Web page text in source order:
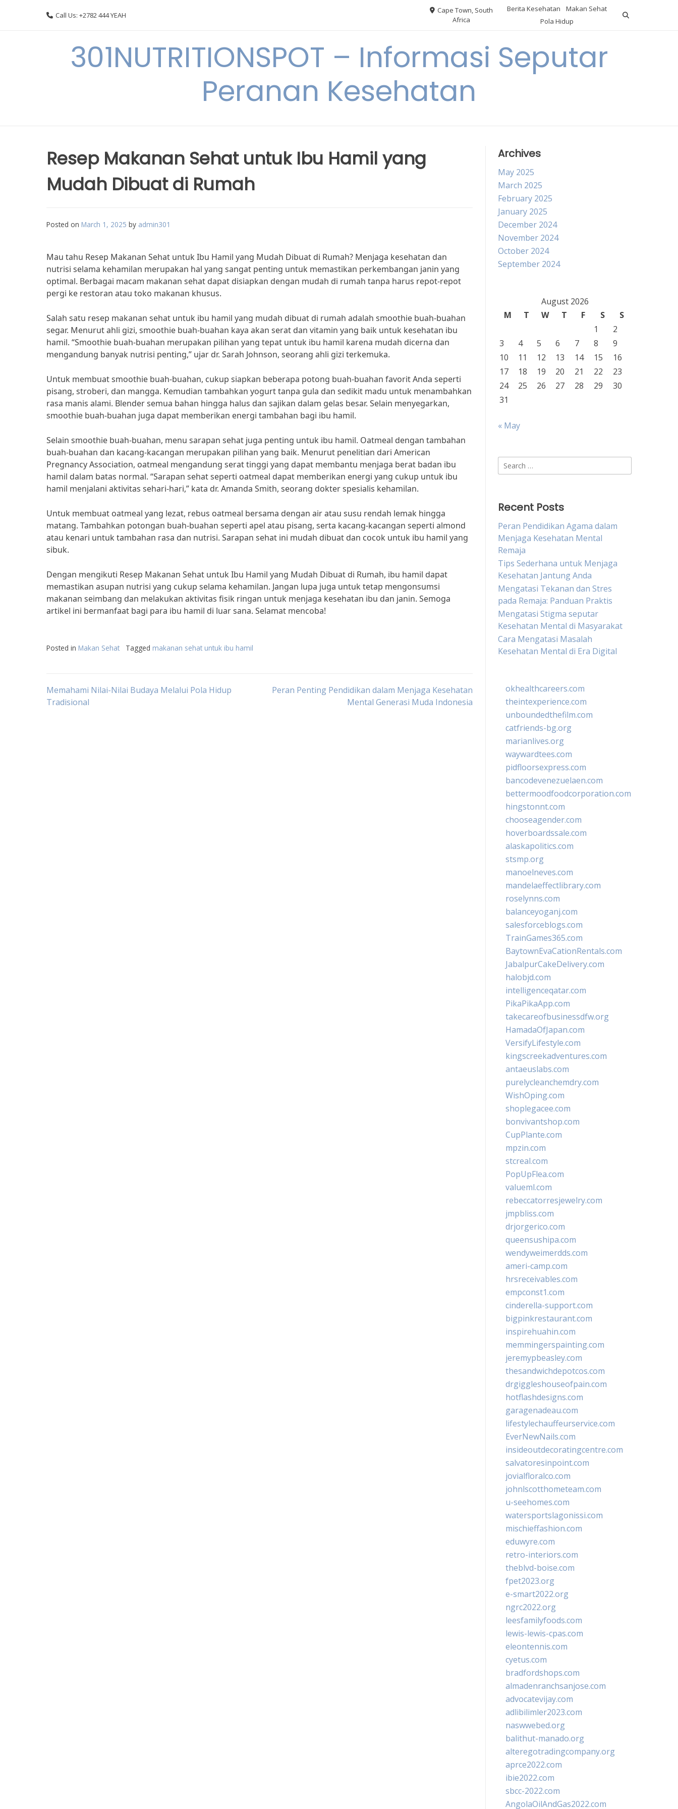
Call Us: +2782 444 YEAH
Cape Town, South
Africa
Berita Kesehatan
Makan Sehat
Pola Hidup
301NUTRITIONSPOT – Informasi Seputar
Peranan Kesehatan
Resep Makanan Sehat untuk Ibu Hamil yang
Mudah Dibuat di Rumah
Posted on March 1, 2025 by admin301
Mau tahu Resep Makanan Sehat untuk Ibu Hamil yang Mudah Dibuat di Rumah? Menjaga kesehatan dan
nutrisi selama kehamilan merupakan hal yang sangat penting untuk memastikan perkembangan janin yang
optimal. Berbagai macam makanan sehat dapat disiapkan dengan mudah di rumah tanpa harus repot-repot
pergi ke restoran atau toko makanan khusus.
Salah satu resep makanan sehat untuk ibu hamil yang mudah dibuat di rumah adalah smoothie buah-buahan
segar. Menurut ahli gizi, smoothie buah-buahan kaya akan serat dan vitamin yang baik untuk kesehatan ibu
hamil. “Smoothie buah-buahan merupakan pilihan yang tepat untuk ibu hamil karena mudah dicerna dan
mengandung banyak nutrisi penting,” ujar dr. Sarah Johnson, seorang ahli gizi terkemuka.
Untuk membuat smoothie buah-buahan, cukup siapkan beberapa potong buah-buahan favorit Anda seperti
pisang, stroberi, dan mangga. Kemudian tambahkan yogurt tanpa gula dan sedikit madu untuk menambahkan
rasa manis alami. Blender semua bahan hingga halus dan sajikan dalam gelas besar. Selain menyegarkan,
smoothie buah-buahan juga dapat memberikan energi tambahan bagi ibu hamil.
Selain smoothie buah-buahan, menu sarapan sehat juga penting untuk ibu hamil. Oatmeal dengan tambahan
buah-buahan dan kacang-kacangan merupakan pilihan yang baik. Menurut penelitian dari American
Pregnancy Association, oatmeal mengandung serat tinggi yang dapat membantu menjaga berat badan ibu
hamil dalam batas normal. “Sarapan sehat seperti oatmeal dapat memberikan energi yang cukup untuk ibu
hamil menjalani aktivitas sehari-hari,” kata dr. Amanda Smith, seorang dokter spesialis kehamilan.
Untuk membuat oatmeal yang lezat, rebus oatmeal bersama dengan air atau susu rendah lemak hingga
matang. Tambahkan potongan buah-buahan seperti apel atau pisang, serta kacang-kacangan seperti almond
atau kenari untuk tambahan rasa dan nutrisi. Sarapan sehat ini mudah dibuat dan cocok untuk ibu hamil yang
sibuk.
Dengan mengikuti Resep Makanan Sehat untuk Ibu Hamil yang Mudah Dibuat di Rumah, ibu hamil dapat
memastikan asupan nutrisi yang cukup selama kehamilan. Jangan lupa juga untuk tetap mengonsumsi
makanan seimbang dan melakukan aktivitas fisik ringan untuk menjaga kesehatan ibu dan janin. Semoga
artikel ini bermanfaat bagi para ibu hamil di luar sana. Selamat mencoba!
Posted in Makan Sehat Tagged makanan sehat untuk ibu hamil
Post
Memahami Nilai-Nilai Budaya Melalui Pola Hidup
Tradisional
Peran Penting Pendidikan dalam Menjaga Kesehatan
Mental Generasi Muda Indonesia
Archives
May 2025
March 2025
February 2025
January 2025
December 2024
November 2024
October 2024
September 2024
August 2026
M
T W T F S
S
1
2
3
4 5 6 7 8
9
10
11 12 13 14 15
16
17
18 19 20 21 22
23
24
25 26 27 28 29
30
31
« May
Search
for:
Recent Posts
Peran Pendidikan Agama dalam
Menjaga Kesehatan Mental
Remaja
Tips Sederhana untuk Menjaga
Kesehatan Jantung Anda
Mengatasi Tekanan dan Stres
pada Remaja: Panduan Praktis
Mengatasi Stigma seputar
Kesehatan Mental di Masyarakat
Cara Mengatasi Masalah
Kesehatan Mental di Era Digital
okhealthcareers.com
theintexperience.com
unboundedthefilm.com
catfriends-bg.org
marianlives.org
waywardtees.com
pidfloorsexpress.com
bancodevenezuelaen.com
bettermoodfoodcorporation.com
hingstonnt.com
chooseagender.com
hoverboardssale.com
alaskapolitics.com
stsmp.org
manoelneves.com
mandelaeffectlibrary.com
roselynns.com
balanceyoganj.com
salesforceblogs.com
TrainGames365.com
BaytownEvaCationRentals.com
JabalpurCakeDelivery.com
halobjd.com
intelligenceqatar.com
PikaPikaApp.com
takecareofbusinessdfw.org
HamadaOfJapan.com
VersifyLifestyle.com
kingscreekadventures.com
antaeuslabs.com
purelycleanchemdry.com
WishOping.com
shoplegacee.com
bonvivantshop.com
CupPlante.com
mpzin.com
stcreal.com
PopUpFlea.com
valueml.com
rebeccatorresjewelry.com
jmpbliss.com
drjorgerico.com
queensushipa.com
wendyweimerdds.com
ameri-camp.com
hrsreceivables.com
empconst1.com
cinderella-support.com
bigpinkrestaurant.com
inspirehuahin.com
memmingerspainting.com
jeremypbeasley.com
thesandwichdepotcos.com
drgiggleshouseofpain.com
hotflashdesigns.com
garagenadeau.com
lifestylechauffeurservice.com
EverNewNails.com
insideoutdecoratingcentre.com
salvatoresinpoint.com
jovialfloralco.com
johnlscotthometeam.com
u-seehomes.com
watersportslagonissi.com
mischieffashion.com
eduwyre.com
retro-interiors.com
theblvd-boise.com
fpet2023.org
e-smart2022.org
ngrc2022.org
leesfamilyfoods.com
lewis-lewis-cpas.com
eleontennis.com
cyetus.com
bradfordshops.com
almadenranchsanjose.com
advocatevijay.com
adlibilimler2023.com
naswwebed.org
balithut-manado.org
alteregotradingcompany.org
aprce2022.com
ibie2022.com
sbcc-2022.com
AngolaOilAndGas2022.com